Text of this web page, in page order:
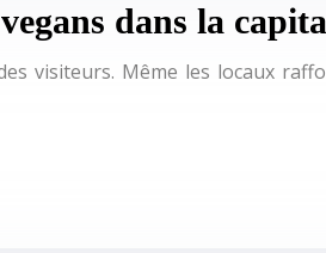
dans la
visiteurs. Même les locaux